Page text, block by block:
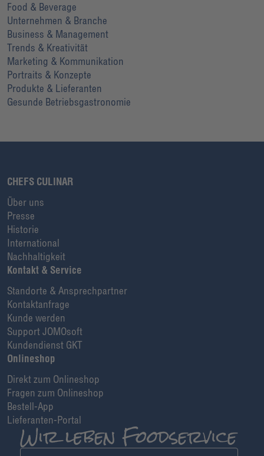
Food & Beverage
Unternehmen & Branche
Business & Management
Trends & Kreativität
Marketing & Kommunikation
Portraits & Konzepte
Produkte & Lieferanten
Gesunde Betriebsgastronomie
CHEFS CULINAR
Über uns
Presse
Historie
International
Nachhaltigkeit
Kontakt & Service
Standorte & Ansprechpartner
Kontaktanfrage
Kunde werden
Support JOMOsoft
Kundendienst GKT
Onlineshop
Direkt zum Onlineshop
Fragen zum Onlineshop
Bestell-App
Lieferanten-Portal